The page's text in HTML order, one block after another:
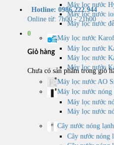
Hotline: 0986.222.944
Online từ: 7h00 - 21h00
0
Giỏ hàng
Chưa có sản phẩm trong giỏ
Máy lọc nước
Máy lọc nước
Máy lọc nước
Máy lọc nước
Máy lọc nước
Máy lọc nước
Máy lọc nước
Máy lọc nước AO
Máy lọc nước nóng
Máy lọc nước
Máy lọc nước
Cây nước nóng lạnh
Cây nước nóng